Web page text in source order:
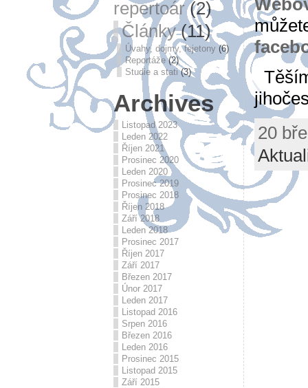
repertoár(2)
Články(11)
Úvahy, dojmy, fejetony (6)
Reportáže(2)
Studie a stati(3)
Archives
Listopad 2023
Leden 2022
Říjen 2021
Prosinec 2020
Leden 2020
Prosinec 2019
Prosinec 2018
Říjen 2018
Září 2018
Leden 2018
Prosinec 2017
Říjen 2017
Září 2017
Březen 2017
Únor 2017
Leden 2017
Listopad 2016
Srpen 2016
Březen 2016
Leden 2016
Prosinec 2015
Listopad 2015
Září 2015
20